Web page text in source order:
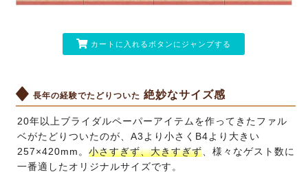
カートに入れるボタンにジャンプする
長年の経験でたどりついた 絶妙なサイズ感
20年以上ブライダルペーパーアイテムを作ってきたファル
ベがたどりついたのが、A3より小さくB4より大きい
257×420mm。 小さすぎず、大きすぎず、様々なゲスト数に
一番適したオリジナルサイズです。